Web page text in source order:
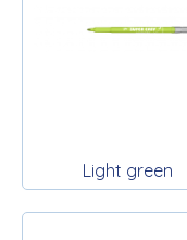
Light green